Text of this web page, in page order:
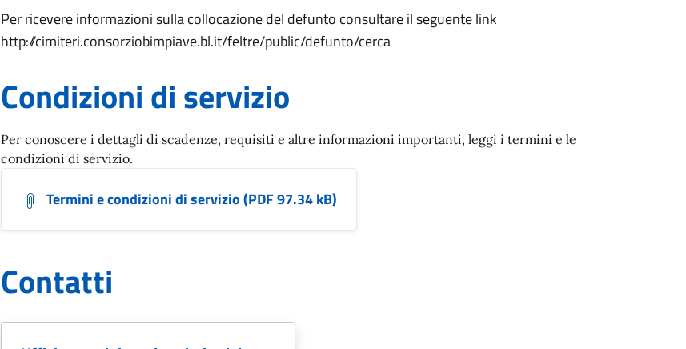
Per ricevere informazioni sulla collocazione del defunto consultare il seguente link
http://cimiteri.consorziobimpiave.bl.it/feltre/public/defunto/cerca
Condizioni di servizio
Per conoscere i dettagli di scadenze, requisiti e altre informazioni importanti, leggi i termini e le
condizioni di servizio.
Termini e condizioni di servizio (PDF 97.34 kB)
Contatti